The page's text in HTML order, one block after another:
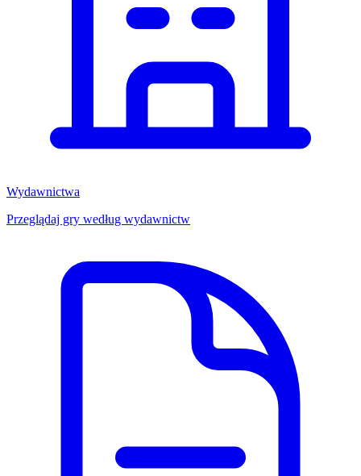
Wydawnictwa
Przeglądaj gry według wydawnictw